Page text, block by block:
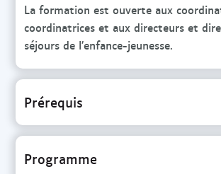
La formation est ouverte aux
coordinatrices et aux directeurs et
séjours de l’enfance-jeunesse.
Prérequis
Programme